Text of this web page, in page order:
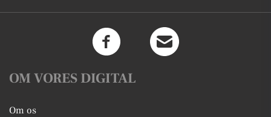
OM VORES DIGITAL
Om os